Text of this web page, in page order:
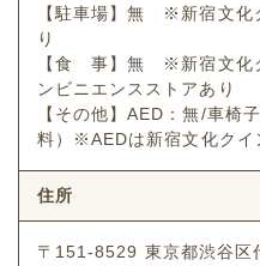
【駐車場】無 ※新宿文化
り
【食 事】無 ※新宿文化
ンビニエンスストアあり
【その他】AED：無/車椅
料）※AEDは新宿文化クイ
住所
〒151-8529 東京都渋谷区